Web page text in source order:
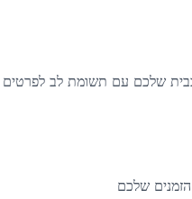
שלכם עם תשומת לב לפרטים
שלכם